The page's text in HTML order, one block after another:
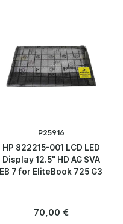
P25916
HP 822215-001 LCD LED
Display 12.5" HD AG SVA
EB 7 for EliteBook 725 G3
Regulärer Preis:
70,00 €